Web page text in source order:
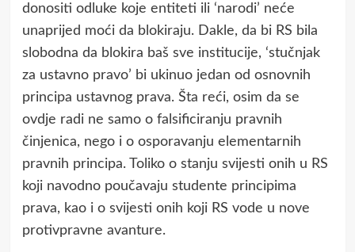
donositi odluke koje entiteti ili ‘narodi’ neće
unaprijed moći da blokiraju. Dakle, da bi RS bila
slobodna da blokira baš sve institucije, ‘stučnjak
za ustavno pravo’ bi ukinuo jedan od osnovnih
principa ustavnog prava. Šta reći, osim da se
ovdje radi ne samo o falsificiranju pravnih
činjenica, nego i o osporavanju elementarnih
pravnih principa. Toliko o stanju svijesti onih u RS
koji navodno poučavaju studente principima
prava, kao i o svijesti onih koji RS vode u nove
protivpravne avanture.